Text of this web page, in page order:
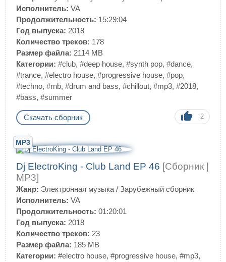
Исполнитель: VA
Продолжительность: 15:29:04
Год выпуска: 2018
Количество треков: 178
Размер файла: 2114 MB
Категории: #club, #deep house, #synth pop, #dance,
#trance, #electro house, #progressive house, #pop,
#techno, #rnb, #drum and bass, #chillout, #mp3, #2018,
#bass, #summer
Скачать сборник 2
MP3
Dj ElectroKing - Club Land EP 46 [Сборник |
MP3]
Жанр: Электронная музыка / Зарубежный сборник
Исполнитель: VA
Продолжительность: 01:20:01
Год выпуска: 2018
Количество треков: 23
Размер файла: 185 MB
Категории: #electro house, #progressive house, #mp3,